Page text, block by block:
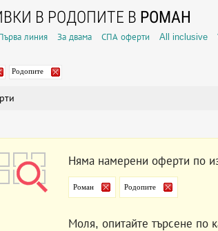
В РОДОПИТЕ В РОМАН
линия За двама СПА оферти All inclusive
Родопите
Няма намерени оферти по
Роман Родопите
Моля, опитайте търсене по